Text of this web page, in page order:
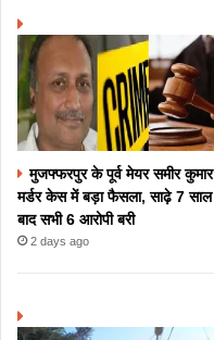
मुजफ्फरपुर के पूर्व मेयर समीर कुमार
मर्डर केस में बड़ा फैसला, साढ़े 7 साल
बाद सभी 6 आरोपी बरी
2 days ago